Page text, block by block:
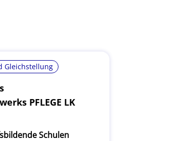
Gleichstellung
PFLEGE LK
Schulen